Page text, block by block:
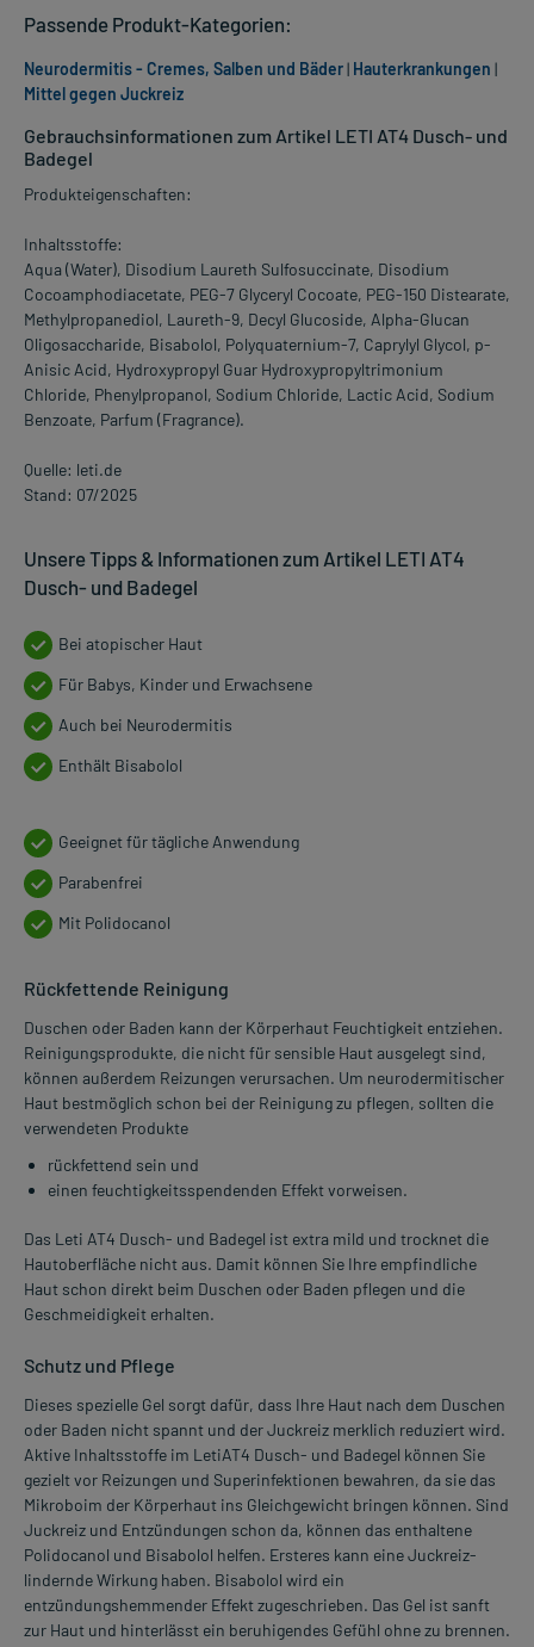
Gebrauchsinformationen zum Artikel LETI AT4 Dusch- und
Badegel
Produkteigenschaften:
Inhaltsstoffe:
Aqua (Water), Disodium Laureth Sulfosuccinate, Disodium
Cocoamphodiacetate, PEG-7 Glyceryl Cocoate, PEG-150 Distearate,
Methylpropanediol, Laureth-9, Decyl Glucoside, Alpha-Glucan
Oligosaccharide, Bisabolol, Polyquaternium-7, Caprylyl Glycol, p-
Anisic Acid, Hydroxypropyl Guar Hydroxypropyltrimonium
Chloride, Phenylpropanol, Sodium Chloride, Lactic Acid, Sodium
Benzoate, Parfum (Fragrance).
Quelle: leti.de
Stand: 07/2025
Unsere Tipps & Informationen zum Artikel LETI AT4
Dusch- und Badegel
Bei atopischer Haut
Für Babys, Kinder und Erwachsene
Auch bei Neurodermitis
Enthält Bisabolol
Geeignet für tägliche Anwendung
Parabenfrei
Mit Polidocanol
Rückfettende Reinigung
Duschen oder Baden kann der Körperhaut Feuchtigkeit entziehen.
Reinigungsprodukte, die nicht für sensible Haut ausgelegt sind,
können außerdem Reizungen verursachen. Um neurodermitischer
Haut bestmöglich schon bei der Reinigung zu pflegen, sollten die
verwendeten Produkte
rückfettend sein und
einen feuchtigkeitsspendenden Effekt vorweisen.
Das Leti AT4 Dusch- und Badegel ist extra mild und trocknet die
Hautoberfläche nicht aus. Damit können Sie Ihre empfindliche
Haut schon direkt beim Duschen oder Baden pflegen und die
Geschmeidigkeit erhalten.
Schutz und Pflege
Dieses spezielle Gel sorgt dafür, dass Ihre Haut nach dem Duschen
oder Baden nicht spannt und der Juckreiz merklich reduziert wird.
Aktive Inhaltsstoffe im LetiAT4 Dusch- und Badegel können Sie
gezielt vor Reizungen und Superinfektionen bewahren, da sie das
Mikroboim der Körperhaut ins Gleichgewicht bringen können. Sind
Juckreiz und Entzündungen schon da, können das enthaltene
Polidocanol und Bisabolol helfen. Ersteres kann eine Juckreiz-
lindernde Wirkung haben. Bisabolol wird ein
entzündungshemmender Effekt zugeschrieben. Das Gel ist sanft
zur Haut und hinterlässt ein beruhigendes Gefühl ohne zu brennen.
Passende Produkt-Kategorien:
Neurodermitis - Cremes, Salben und Bäder| Hauterkrankungen |
Mittel gegen Juckreiz